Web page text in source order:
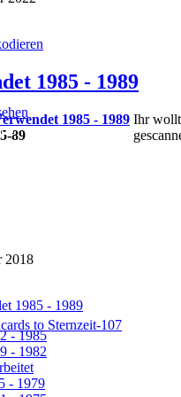
to Sternzeit-107
1985 - 1989
89
Ihr wollt
2018
1985 - 1989
- 1985
- 1982
- 1979